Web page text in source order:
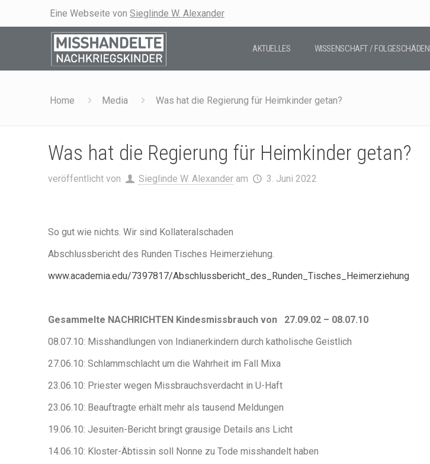
Eine Webseite von Sieglinde W. Alexander
AKTUELLES WISSENSCHAFT / FOLGESCHÄDEN
Home Media Was hat die Regierung für Heimkinder getan?
Was hat die Regierung für Heimkinder getan?
veröffentlicht von Sieglinde W. Alexander am 3. Juni 2022
So gut wie nichts. Wir sind Kollateralschaden
Abschlussbericht des Runden Tisches Heimerziehung.
www.academia.edu/7397817/Abschlussbericht_des_Runden_Tisches_Heimerziehung
Gesammelte NACHRICHTEN Kindesmissbrauch von 27.09.02 – 08.07.10
08.07.10: Misshandlungen von Indianerkindern durch katholische Geistlich
27.06.10: Schlammschlacht um die Wahrheit im Fall Mixa
23.06.10: Priester wegen Missbrauchsverdacht in U-Haft
23.06.10: Beauftragte erhält mehr als tausend Meldungen
19.06.10: Jesuiten-Bericht bringt grausige Details ans Licht
14.06.10: Kloster-Äbtissin soll Nonne zu Tode misshandelt haben